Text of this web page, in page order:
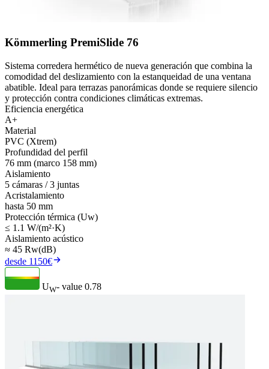
Kömmerling PremiSlide 76
Sistema corredera hermético de nueva generación que combina la
comodidad del deslizamiento con la estanqueidad de una ventana
abatible. Ideal para terrazas panorámicas donde se requiere silencio
y protección contra condiciones climáticas extremas.
Eficiencia energética
A+
Material
PVC (Xtrem)
Profundidad del perfil
76 mm (marco 158 mm)
Aislamiento
5 cámaras / 3 juntas
Acristalamiento
hasta 50 mm
Protección térmica (Uw)
≤ 1.1 W/(m²·K)
Aislamiento acústico
≈ 45 Rw(dB)
desde 1150€
UW- value 0.78